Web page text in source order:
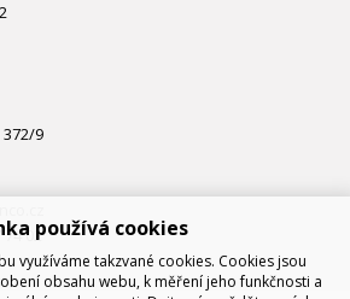
372/9
02používá cookies
využíváme takzvané cookies. Cookies jsou
obsahu webu, k měření jeho funkčnosti a